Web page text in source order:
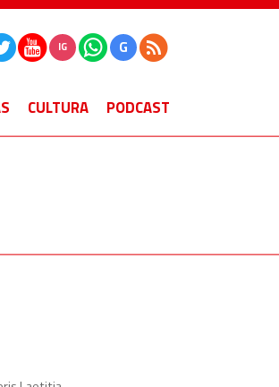
IG G
CULTURA PODCAST